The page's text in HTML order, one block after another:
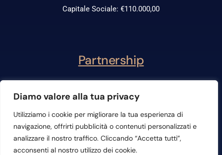
Diamo valore alla tua privacy
Utilizziamo i cookie per migliorare la tua esperienza di
navigazione, offrirti pubblicità o contenuti personalizzati e
analizzare il nostro traffico. Cliccando “Accetta tutti”,
acconsenti al nostro utilizzo dei cookie.
Capitale Sociale: €110.000,00
Partnership